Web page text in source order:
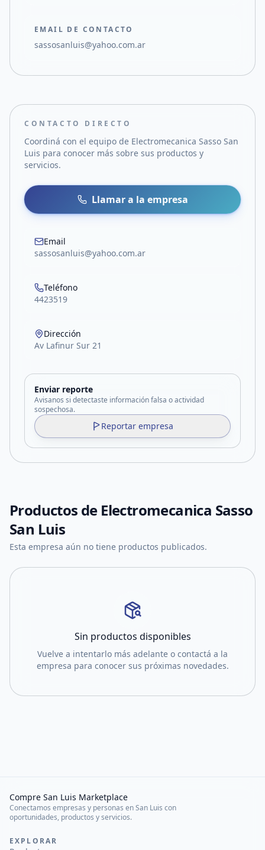
EMAIL DE CONTACTO
sassosanluis@yahoo.com.ar
CONTACTO DIRECTO
Coordiná con el equipo de Electromecanica Sasso San
Luis para conocer más sobre sus productos y
servicios.
Llamar a la empresa
Email
sassosanluis@yahoo.com.ar
Teléfono
4423519
Dirección
Av Lafinur Sur 21
Enviar reporte
Avisanos si detectaste información falsa o actividad
sospechosa.
Reportar empresa
Productos de Electromecanica Sasso
San Luis
Esta empresa aún no tiene productos publicados.
Sin productos disponibles
Vuelve a intentarlo más adelante o contactá a la
empresa para conocer sus próximas novedades.
Compre San Luis Marketplace
Conectamos empresas y personas en San Luis con
oportunidades, productos y servicios.
EXPLORAR